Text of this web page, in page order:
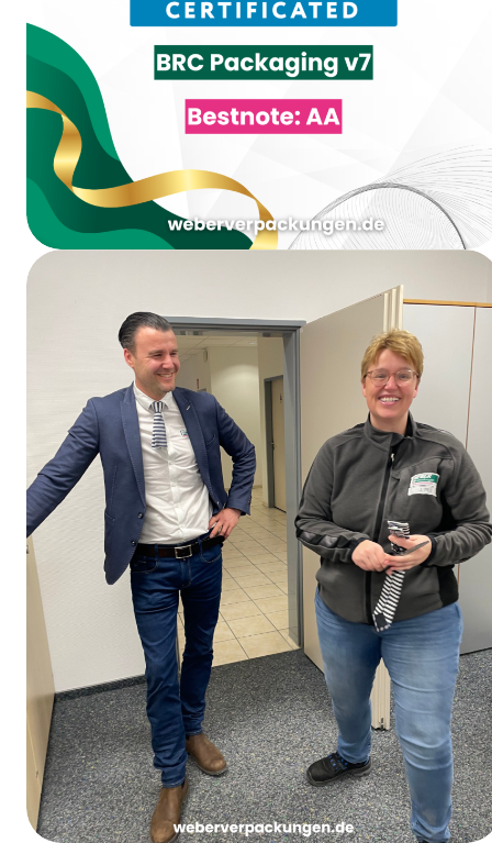
Bewertung AA bei der BRCGS Packaging
Materials Issue 7 Zertifizierung